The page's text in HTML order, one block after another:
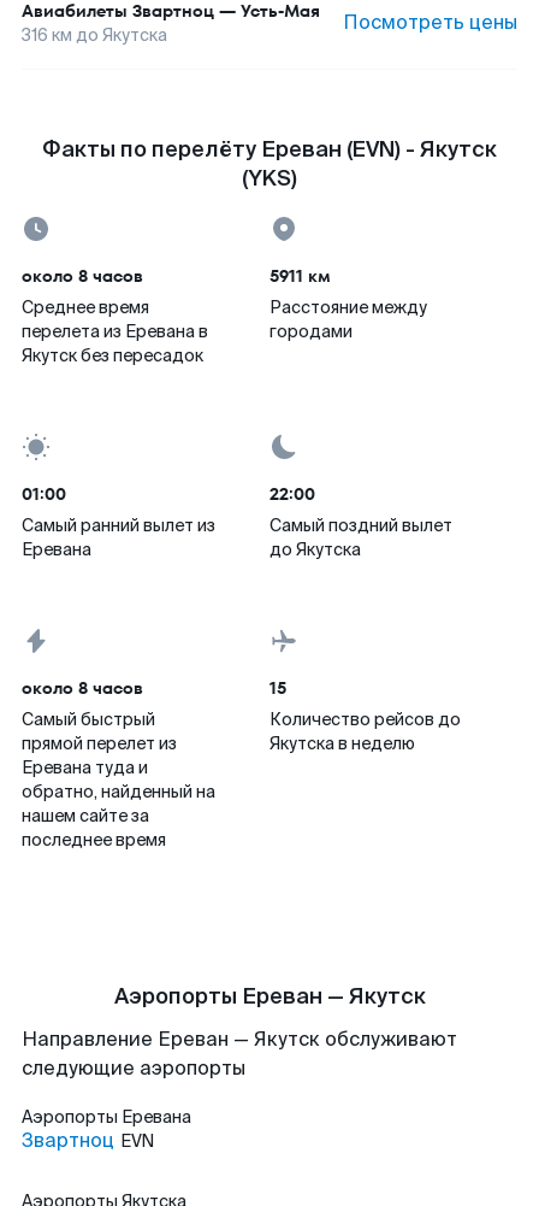
Авиабилеты Звартноц — Усть-Мая
316 км до Якутска Посмотреть цены
Факты по перелёту Ереван (EVN) - Якутск
(YKS)
около 8 часов
Среднее время
перелета из Еревана в
Якутск без пересадок
5911 км
Расстояние между
городами
01:00
Самый ранний вылет из
Еревана
22:00
Самый поздний вылет
до Якутска
около 8 часов
Самый быстрый
прямой перелет из
Еревана туда и
обратно, найденный на
нашем сайте за
последнее время
15
Количество рейсов до
Якутска в неделю
Аэропорты Ереван — Якутск
Направление Ереван — Якутск обслуживают
следующие аэропорты
Аэропорты Еревана
Звартноц EVN
Аэропорты Якутска